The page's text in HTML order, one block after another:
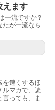
えます
一流ですか？
たが一流なら
を速くするほ
ルマガで、読
っても、ま